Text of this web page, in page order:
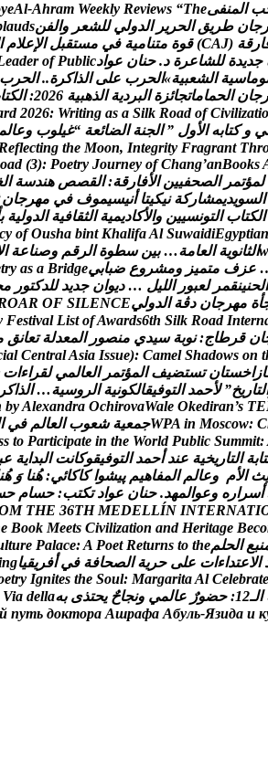
ب المنفى yeAl-Ahram Weekly Reviews “The
جان طريق الحرير الدولي للشعر والفن lauds
ارقة (
CAJ
) قوة متنامية في مستقبل العلم ا
جديدة للشاعرة د. حنان عواد eader of Public
وماسية الشعبية»الحرب على الذاكرة.
. الحرب
جان الحماماتجائزة البردية الذهبية 2026
: الكتا
rd 2026: Writing as a Silk Road of Civilizatio
ي و كتابه الول ” الجنة الضائعة “غيلوب وعال
Reflecting the Moon, Integrity Fragrant Thr
oad (3): Poetry Journey of Chang’anBooks
لمؤتمر الصحفيين الفارقة: القصص هندسة ال
السويديمشاركة نيكيتا أنيسيموف في مهرجان
الكتاب التونسيين والكاديمية الثقافية الدولية ب
cy of Ousha bint KhalifaAl SuwaidiEgyptian
wالثانوية العامة… بين سطوة الرقم وصناعة ا
عزف متميز ومشر وع ضبابي try as a Bridge
الحنينقمر لعبور الليل … ديوان جديد للدكتور م
أة مهرجان دڨة الدولي OAR OF SILENCE
Festival List ofAwards6th Silk Road Intern
ان قرطاج: نوبة سيدي منصور المعدلة تعانق
ial CentralAsia Issue): Camel Shadows on t
ازاخستان تستضيف المؤتمر العالمي لقراءات
التاريخ” لحمد التوفيقالكونية الر وسية… الذاك
byAlexandra OchirovaWale Okediran’s TE
WPA in Moscow: C جمعية شعوب العالم في ا
s to Participate in the World Public Summit:
تابة التاريخية عند أحمد التوفيقوكانت البداية ع
يث الم وعالم المفاهيم پیشوا کاکائي: هنا و هن
أسراره وعوالمهد. حنان عواد تكتب: حسام ح
M THE 36TH MEDELLÍN INTERNATI
e Book Meets Civilization and Heritage Beco
نبع الحلم lture Palace:A Poet Returns to the
العتداءات على حرية الصحافة في أفريقيا ng
etry Ignites the Soul: MargaritaAl Celebrate
الـ 12
: حضور عالمي ونجاح يحتذى به Via della
й путь доктора Ашрафа Абуль-Язида и к